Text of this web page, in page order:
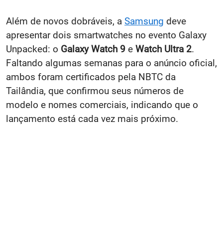
Além de novos dobráveis, a Samsung deve
apresentar dois smartwatches no evento Galaxy
Unpacked: o Galaxy Watch 9 e Watch Ultra 2.
Faltando algumas semanas para o anúncio oficial,
ambos foram certificados pela NBTC da
Tailândia, que confirmou seus números de
modelo e nomes comerciais, indicando que o
lançamento está cada vez mais próximo.